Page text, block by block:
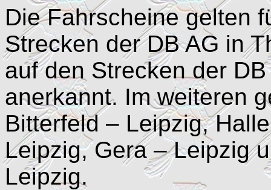
Die Fahrscheine gelten
Strecken der DB AG in
auf den Strecken der
anerkannt. Im weiteren
Bitterfeld – Leipzig,
Leipzig, Gera – Leipzig
Leipzig.